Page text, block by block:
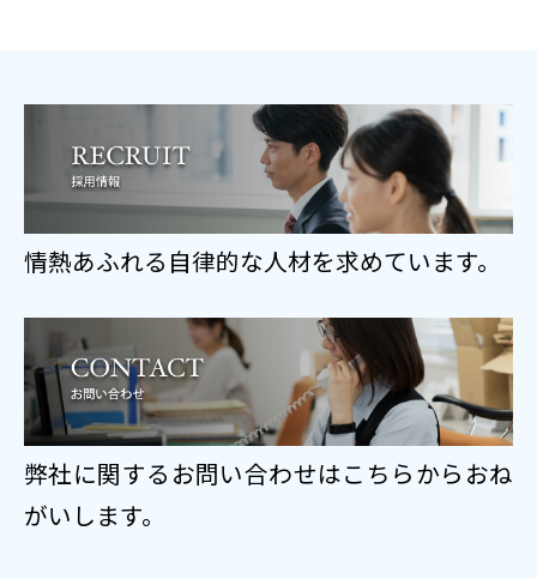
情報を収集する場合には、収集の目的を
明確にします。 お問い合わせに関するご
回答等、お客様の要望に応じたサービス
を提供する目的で利用を行います。 上記
してご同意頂いた目的以外に使用するこ
とはありません。これらの目的以外に利
用する必要が生じた場合は、事前にお客
様にその旨を通知致します。
情熱あふれる自律的な人材を求めています。
弊社に関するお問い合わせはこちらからおね
がいします。